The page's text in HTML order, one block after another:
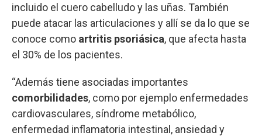
incluido el cuero cabelludo y las uñas. También
puede atacar las articulaciones y allí se da lo que se
conoce como artritis psoriásica, que afecta hasta
el 30% de los pacientes.
“Además tiene asociadas importantes
comorbilidades, como por ejemplo enfermedades
cardiovasculares, síndrome metabólico,
enfermedad inflamatoria intestinal, ansiedad y